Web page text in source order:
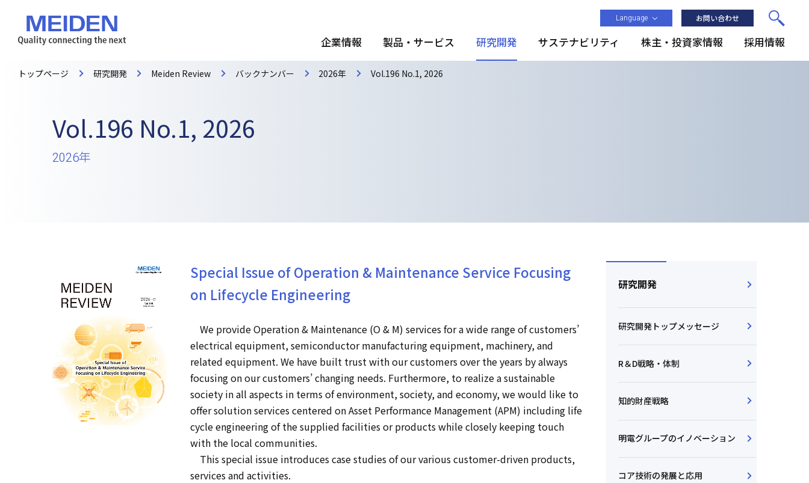
Language お問い合わせ
企業情報 製品・サービス 研究開発 サステナビリティ 株主・投資家情報 採用情報
トップページ 研究開発 Meiden Review バックナンバー 2026年 Vol.196 No.1, 2026
Vol.196 No.1, 2026
2026年
Special Issue of Operation & Maintenance Service Focusing
on Lifecycle Engineering
We provide Operation & Maintenance (O & M) services for a wide range of customers’
electrical equipment, semiconductor manufacturing equipment, machinery, and
related equipment. We have built trust with our customers over the years by always
focusing on our customers’ changing needs. Furthermore, to realize a sustainable
society in all aspects in terms of environment, society, and economy, we would like to
offer solution services centered on Asset Performance Management (APM) including life
cycle engineering of the supplied facilities or products while closely keeping touch
with the local communities.
This special issue introduces case studies of our various customer-driven products,
services and activities.
研究開発
研究開発トップメッセージ
R＆D戦略・体制
知的財産戦略
明電グループのイノベーション
コア技術の発展と応用